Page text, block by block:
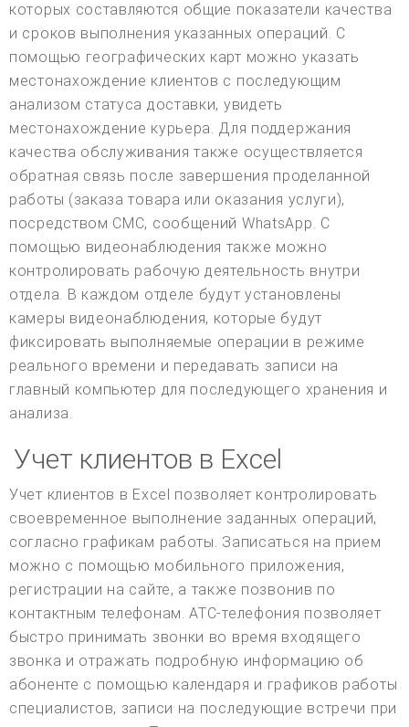
которых составляются общие показатели качества
и сроков выполнения указанных операций. С
помощью географических карт можно указать
местонахождение клиентов с последующим
анализом статуса доставки, увидеть
местонахождение курьера. Для поддержания
качества обслуживания также осуществляется
обратная связь после завершения проделанной
работы (заказа товара или оказания услуги),
посредством СМС, сообщений WhatsApp. С
помощью видеонаблюдения также можно
контролировать рабочую деятельность внутри
отдела. В каждом отделе будут установлены
камеры видеонаблюдения, которые будут
фиксировать выполняемые операции в режиме
реального времени и передавать записи на
главный компьютер для последующего хранения и
анализа.
Учет клиентов в Excel
Учет клиентов в Excel позволяет контролировать
своевременное выполнение заданных операций,
согласно графикам работы. Записаться на прием
можно с помощью мобильного приложения,
регистрации на сайте, а также позвонив по
контактным телефонам. АТС-телефония позволяет
быстро принимать звонки во время входящего
звонка и отражать подробную информацию об
абоненте с помощью календаря и графиков работы
специалистов, записи на последующие встречи при